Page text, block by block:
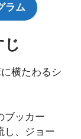
ラム
じ
横たわるシ
ブッカー
し、ジョー